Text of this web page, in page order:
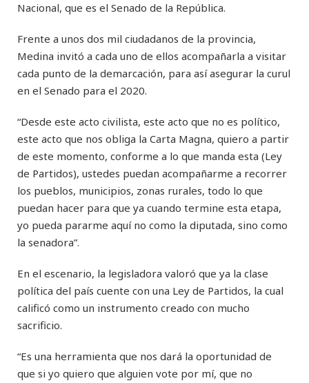
Nacional, que es el Senado de la República.
Frente a unos dos mil ciudadanos de la provincia,
Medina invitó a cada uno de ellos acompañarla a visitar
cada punto de la demarcación, para así asegurar la curul
en el Senado para el 2020.
“Desde este acto civilista, este acto que no es político,
este acto que nos obliga la Carta Magna, quiero a partir
de este momento, conforme a lo que manda esta (Ley
de Partidos), ustedes puedan acompañarme a recorrer
los pueblos, municipios, zonas rurales, todo lo que
puedan hacer para que ya cuando termine esta etapa,
yo pueda pararme aquí no como la diputada, sino como
la senadora”.
En el escenario, la legisladora valoró que ya la clase
política del país cuente con una Ley de Partidos, la cual
calificó como un instrumento creado con mucho
sacrificio.
“Es una herramienta que nos dará la oportunidad de
que si yo quiero que alguien vote por mí, que no